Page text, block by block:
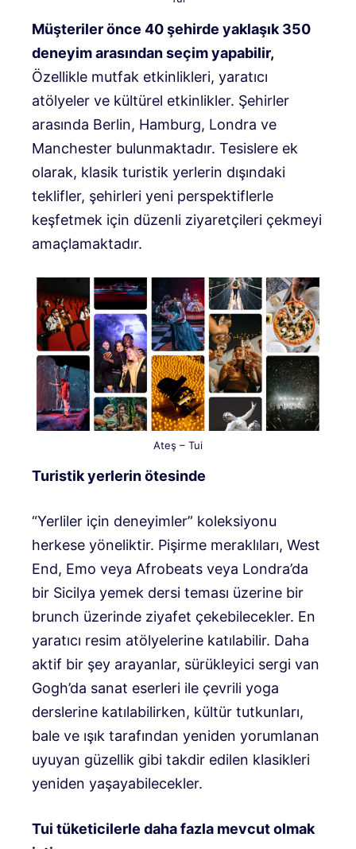
Müşteriler önce 40 şehirde yaklaşık 350
deneyim arasından seçim yapabilir,
Özellikle mutfak etkinlikleri, yaratıcı
atölyeler ve kültürel etkinlikler. Şehirler
arasında Berlin, Hamburg, Londra ve
Manchester bulunmaktadır. Tesislere ek
olarak, klasik turistik yerlerin dışındaki
teklifler, şehirleri yeni perspektiflerle
keşfetmek için düzenli ziyaretçileri çekmeyi
amaçlamaktadır.
Ateş – Tui
Turistik yerlerin ötesinde
“Yerliler için deneyimler” koleksiyonu
herkese yöneliktir. Pişirme meraklıları, West
End, Emo veya Afrobeats veya Londra’da
bir Sicilya yemek dersi teması üzerine bir
brunch üzerinde ziyafet çekebilecekler. En
yaratıcı resim atölyelerine katılabilir. Daha
aktif bir şey arayanlar, sürükleyici sergi van
Gogh’da sanat eserleri ile çevrili yoga
derslerine katılabilirken, kültür tutkunları,
bale ve ışık tarafından yeniden yorumlanan
uyuyan güzellik gibi takdir edilen klasikleri
yeniden yaşayabilecekler.
Tui tüketicilerle daha fazla mevcut olmak